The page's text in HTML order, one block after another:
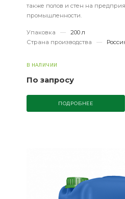
также полов и стен на
промышленности.
Упаковка —
200 л
Страна производства
—
В НАЛИЧИИ
По запросу
ПОДРОБНЕЕ